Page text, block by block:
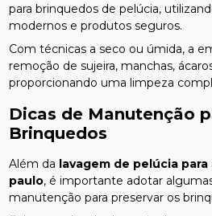
para brinquedos de pelúcia,
modernos e produtos seguros.
Com técnicas a seco ou úmida, a
remoção de sujeira, manchas,
proporcionando uma limpeza
Dicas de Manutenção
Brinquedos
Além da lavagem de pelúcia
paulo, é importante adotar
manutenção para preservar os